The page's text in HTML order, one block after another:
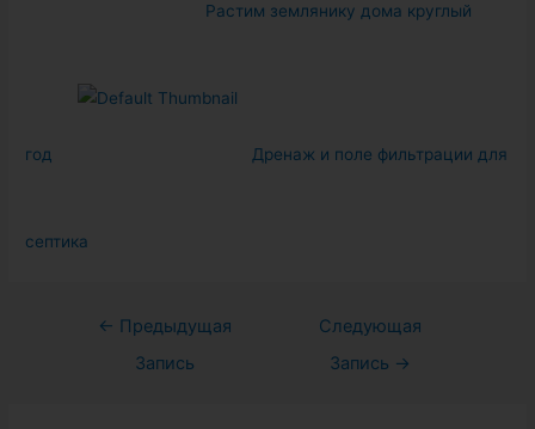
Растим землянику дома круглый
год Дренаж и поле фильтрации для
септика
Навигация
← Предыдущая
Запись
Следующая
Запись →